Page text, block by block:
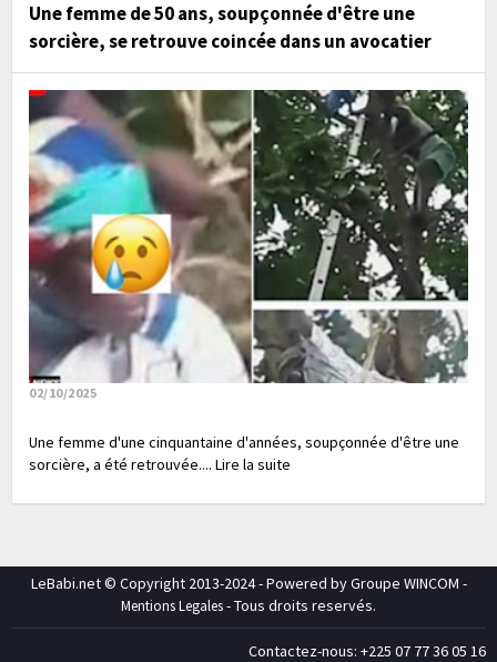
Une femme de 50 ans, soupçonnée d'être une
sorcière, se retrouve coincée dans un avocatier
02/10/2025
Une femme d'une cinquantaine d'années, soupçonnée d'être une
sorcière, a été retrouvée.... Lire la suite
LeBabi.net © Copyright 2013-2024 - Powered by Groupe WINCOM -
Mentions Legales- Tous droits reservés.
Contactez-nous: +225 07 77 36 05 16